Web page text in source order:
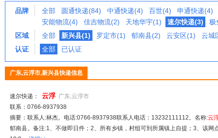
品牌 全部 圆通快递(84) 中通快递(4) 百世(4)
申通快递(4)
安能物流(4)
佳吉物流(2) 天地华宇(1) 速尔快递(3)
极
区域
全部 新兴县(1) 罗定市(1) 郁南县(2) 云安区(1)
云城
认证
全部 已认证
广东,云浮市,新兴县快递信息
速尔快递： 云浮 广东,云浮市
联系：0766-8937938
摘要：联系人:林杰。电话:0766-8937938联系人电话：13232111112。名称:云
郁南县。备注:1、不做即日件；2、所有乡镇，村组可到所属镇上自提；3、该网